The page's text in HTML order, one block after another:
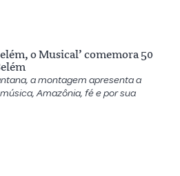
o Musical’ comemora 50
a montagem apresenta a
Amazônia, fé e por sua